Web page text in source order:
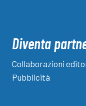
Diventa
Collaborazioni
Pubblicità